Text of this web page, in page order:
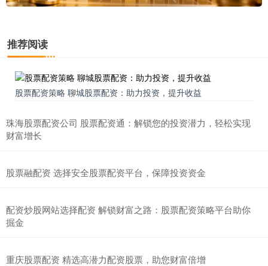
推荐阅读
股票配资策略 聊城股票配资：助力投资，提升收益
珠海股票配资公司 股票配资通：解锁您的投资潜力，轻松实现
财富增长
股票融配资 选择安全股票配资平台，保障投资资金
配资炒股网站选择配资 解锁财富之路：股票配资策略平台助你
掘金
重庆股票配资 精选高潜力配资股票，助您财富倍增